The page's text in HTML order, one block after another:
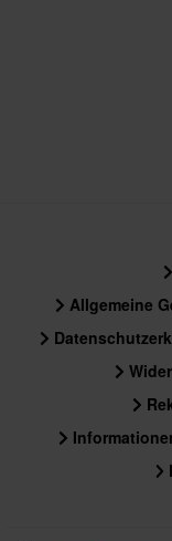
Allgemeine